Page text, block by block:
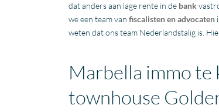
dat anders aan lage rente in de bank
we een team van fiscalisten en advocaten
weten dat ons team Nederlandstalig is.
Marbella immo
townhouse